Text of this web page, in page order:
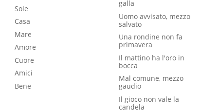
Sole
Casa
Mare
Amore
Cuore
Amici
Bene
galla
Uomo avvisato, mezzo
salvato
Una rondine non fa
primavera
Il mattino ha l'oro in
bocca
Mal comune, mezzo
gaudio
Il gioco non vale la
candela